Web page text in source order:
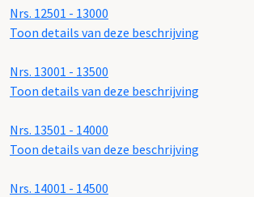
Nrs. 12501 - 13000
Toon details van deze beschrijving
Nrs. 13001 - 13500
Toon details van deze beschrijving
Nrs. 13501 - 14000
Toon details van deze beschrijving
Nrs. 14001 - 14500